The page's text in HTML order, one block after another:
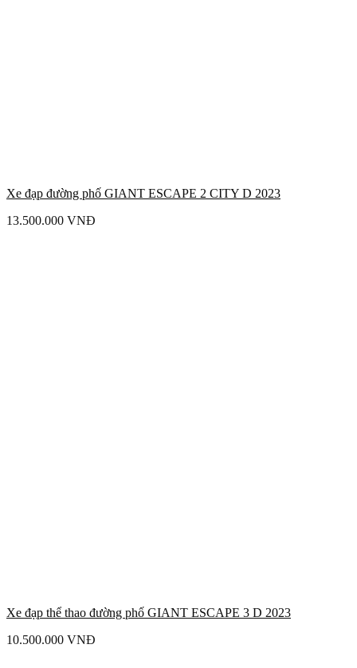
Xe đạp đường phố GIANT ESCAPE 2 CITY D 2023
13.500.000 VNĐ
Xe đạp thể thao đường phố GIANT ESCAPE 3 D 2023
10.500.000 VNĐ